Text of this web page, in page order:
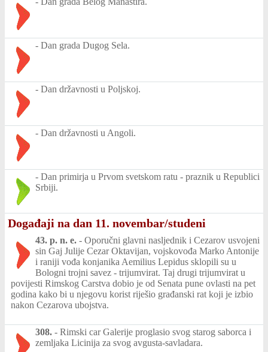
- Dan grada Dugog Sela.
- Dan državnosti u Poljskoj.
- Dan državnosti u Angoli.
- Dan primirja u Prvom svetskom ratu - praznik u Republici
Srbiji.
Događaji na dan 11. novembar/studeni
43. p. n. e. - Oporučni glavni nasljednik i Cezarov usvojeni
sin Gaj Julije Cezar Oktavijan, vojskovođa Marko Antonije
i raniji vođa konjanika Aemilius Lepidus sklopili su u
Bologni trojni savez - trijumvirat. Taj drugi trijumvirat u
povijesti Rimskog Carstva dobio je od Senata pune ovlasti na pet
godina kako bi u njegovu korist riješio građanski rat koji je izbio
nakon Cezarova ubojstva.
308. - Rimski car Galerije proglasio svog starog saborca i
zemljaka Licinija za svog avgusta-savladara.